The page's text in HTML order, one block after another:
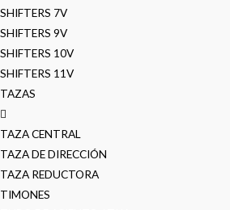
SHIFTERS 7V
SHIFTERS 9V
SHIFTERS 10V
SHIFTERS 11V
TAZAS
TAZA CENTRAL
TAZA DE DIRECCIÓN
TAZA REDUCTORA
TIMONES